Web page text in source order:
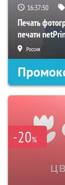
16:37:49
Печать
печати
Россия
-20%